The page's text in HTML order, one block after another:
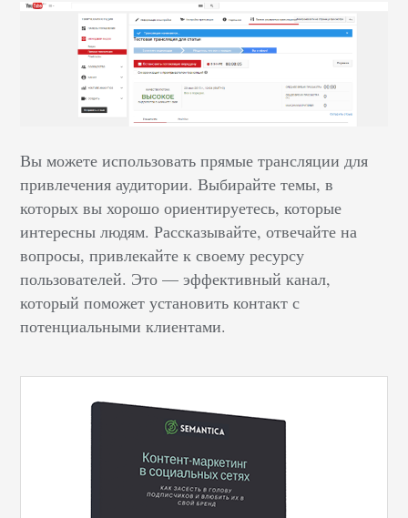
Вы можете использовать прямые трансляции для
привлечения аудитории. Выбирайте темы, в
которых вы хорошо ориентируетесь, которые
интересны людям. Рассказывайте, отвечайте на
вопросы, привлекайте к своему ресурсу
пользователей. Это — эффективный канал,
который поможет установить контакт с
потенциальными клиентами.